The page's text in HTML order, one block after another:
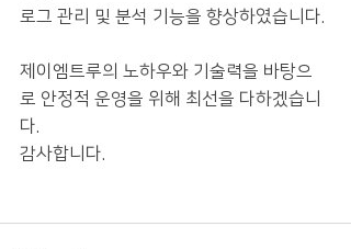
로그 관리 및 분석 기능을 향상하였습니다.
제이엠트루의 노하우와 기술력을 바탕으
로 안정적 운영을 위해 최선을 다하겠습니
다.
감사합니다.